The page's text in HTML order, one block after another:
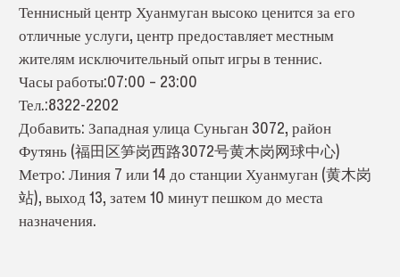
Теннисный центр Хуанмуган высоко ценится за его
отличные услуги, центр предоставляет местным
жителям исключительный опыт игры в теннис.
Часы работы:07:00 – 23:00
Тел.:8322-2202
Добавить: Западная улица Суньган 3072, район
Футянь (福田区笋岗西路3072号黄木岗网球中心)
Метро: Линия 7 или 14 до станции Хуанмуган (黄木岗
站), выход 13, затем 10 минут пешком до места
назначения.